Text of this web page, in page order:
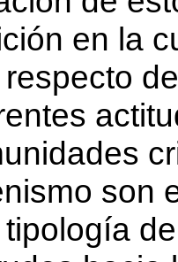
en la
son